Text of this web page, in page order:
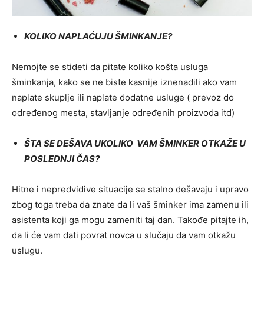
KOLIKO NAPLAĆUJU ŠMINKANJE?
Nemojte se stideti da pitate koliko košta usluga
šminkanja, kako se ne biste kasnije iznenadili ako vam
naplate skuplje ili naplate dodatne usluge ( prevoz do
određenog mesta, stavljanje određenih proizvoda itd)
ŠTA SE DEŠAVA UKOLIKO VAM ŠMINKER OTKAŽE U
POSLEDNJI ČAS?
Hitne i nepredvidive situacije se stalno dešavaju i upravo
zbog toga treba da znate da li vaš šminker ima zamenu ili
asistenta koji ga mogu zameniti taj dan. Takođe pitajte ih,
da li će vam dati povrat novca u slučaju da vam otkažu
uslugu.